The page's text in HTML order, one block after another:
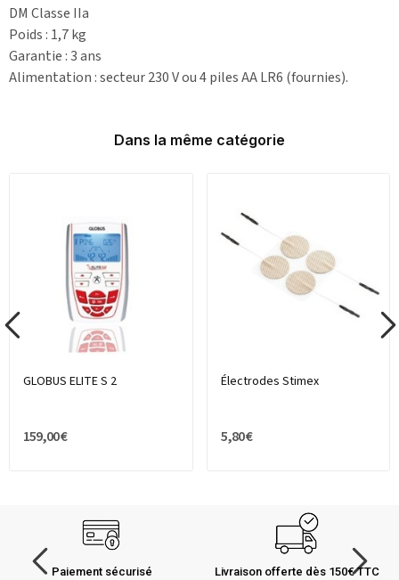
DM Classe IIa
Poids : 1,7 kg
Garantie : 3 ans
Alimentation : secteur 230 V ou 4 piles AA LR6 (fournies).
Dans la même catégorie
GLOBUS ELITE S 2
159,00 €
Électrodes Stimex
5,80 €
Paiement sécurisé Livraison offerte dès 150€ TTC